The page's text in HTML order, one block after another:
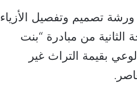
ورشة تصميم وتفصيل الأزياء
من مبادرة “بنت
بقيمة التراث غير